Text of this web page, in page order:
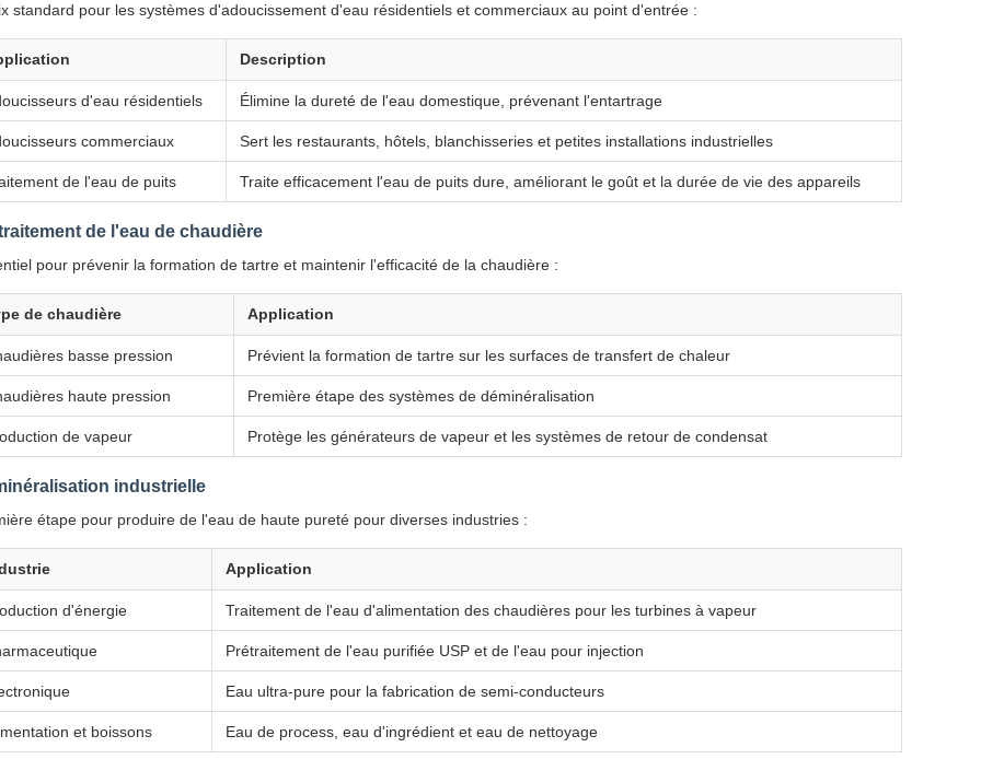
standard pour les systèmes d'adoucissement d'eau résidentiels et commerciaux au point d'entrée :
Description
d'eau résidentiels Élimine la dureté de l'eau domestique, prévenant l'entartrage
commerciaux Sert les restaurants, hôtels, blanchisseries et petites installations industrielles
de l'eau de puits Traite efficacement l'eau de puits dure, améliorant le goût et la durée de vie des appareils
de l'eau de chaudière
pour prévenir la formation de tartre et maintenir l'efficacité de la chaudière :
de chaudière Application
basse pression Prévient la formation de tartre sur les surfaces de transfert de chaleur
haute pression Première étape des systèmes de déminéralisation
de vapeur Protège les générateurs de vapeur et les systèmes de retour de condensat
industrielle
étape pour produire de l'eau de haute pureté pour diverses industries :
Application
d'énergie Traitement de l'eau d'alimentation des chaudières pour les turbines à vapeur
Prétraitement de l'eau purifiée USP et de l'eau pour injection
Eau ultra-pure pour la fabrication de semi-conducteurs
et boissons Eau de process, eau d'ingrédient et eau de nettoyage